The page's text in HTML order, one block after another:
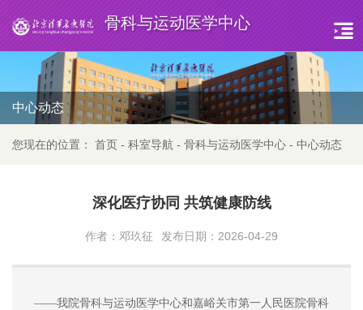
骨科与运动医学中心
中心动态
您现在的位置： 首页 - 科室导航 - 骨科与运动医学中心 - 中心动态
深化医疗协同 共筑健康防线
作者：邓玖征 发布日期：2026-04-29
——我院骨科与运动医学中心和嘉峪关市第一人民医院骨科